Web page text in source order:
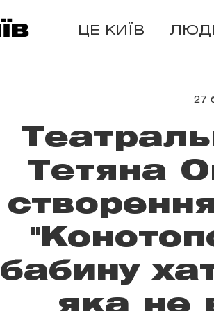
ЦЕ КИЇВ
27
Тетяна
бабину
яка не